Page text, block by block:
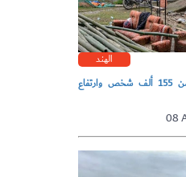
الهند
فيضانات آسام: تضرر أكثر من 155 ألف شخص وارتفاع